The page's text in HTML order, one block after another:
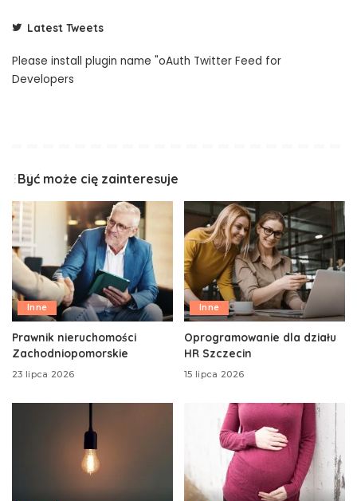
Latest Tweets
Please install plugin name "oAuth Twitter Feed for
Developers
Być może cię zainteresuje
Inne
Prawnik nieruchomości
Zachodniopomorskie
23 lipca 2026
Inne
Oprogramowanie dla działu
HR Szczecin
15 lipca 2026